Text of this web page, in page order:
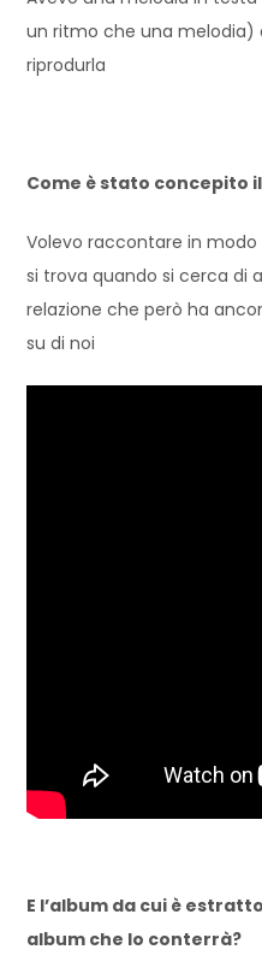
un ritmo che una melodia)
riprodurla
Come è stato concepito
Volevo raccontare in
si trova quando si cerca di
relazione che però ha
su di noi
E l’album da cui è
album che lo conterrà?